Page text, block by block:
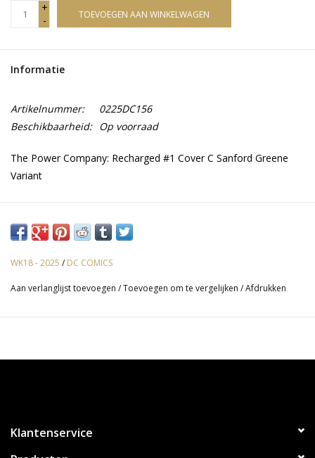
+
-
TOEVOEGEN AAN WINKELWAGEN
Informatie
Artikelnummer:
0225DC156
Beschikbaarheid: Op voorraad
The Power Company: Recharged #1 Cover C Sanford Greene
Variant
WK18 - 2025 / DC COMICS
Aan verlanglijst toevoegen /Toevoegen om te vergelijken /Afdrukken
Klantenservice